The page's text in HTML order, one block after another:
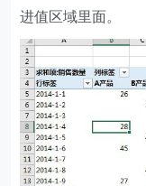
进值区域里面。